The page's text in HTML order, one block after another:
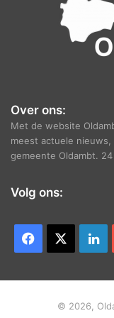
Over ons:
Met de website
meest actuele
gemeente Oldambt.
Volg ons:
Facebook
© 2026,